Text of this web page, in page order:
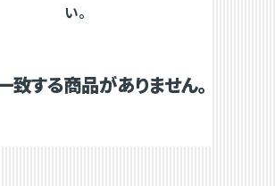
い。
致する商品がありません。